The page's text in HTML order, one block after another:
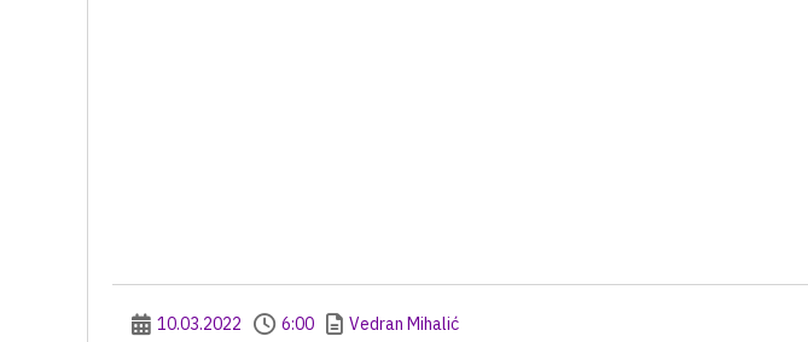
10.03.2022 6:00 Vedran Mihalić